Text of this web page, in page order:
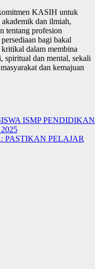
KASIH untuk
akademik dan ilmiah,
tentang profesion
bagi bakal
dalam membina
spiritual dan mental, sekali
dan kemajuan
ISMP PENDIDIKAN
PASTIKAN PELAJAR